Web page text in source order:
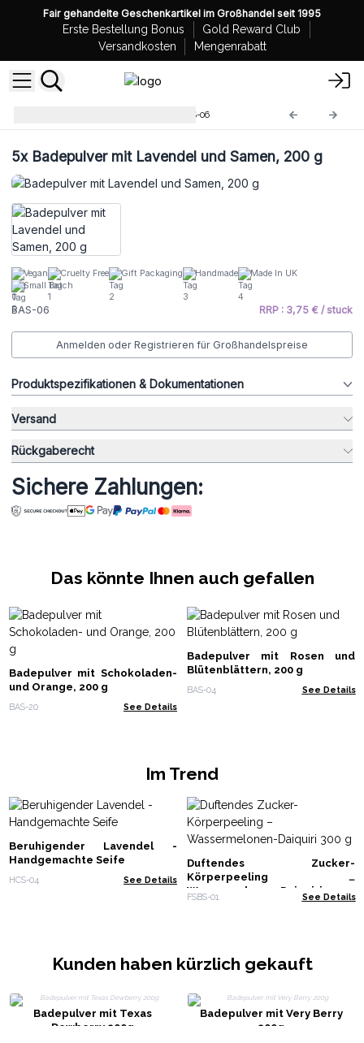
Fair gehandelte Geschenkartikel im Großhandel seit 1995
Erste Bestellung Bonus
Gold Reward Club
Versandkosten
Mengenrabatt
BAS-06
5xBadepulver mit Lavendel und Samen, 200 g
Vegan Cruelty Free Gift Packaging Handmade
Made In UK
Small Batch
BAS-06 RRP : 3,75 € / stuck
Anmelden oder Registrieren für Großhandelspreise
Produktspezifikationen & Dokumentationen
Versand
Rückgaberecht
Sichere Zahlungen:
Das könnte Ihnen auch gefallen
Badepulver mit Schokoladen-
und Orange, 200 g
BAS-20 See Details
Badepulver mit Rosen und
Blütenblättern, 200 g
BAS-04 See Details
Im Trend
Beruhigender Lavendel -
Handgemachte Seife
HCS-04 See Details
Duftendes Zucker-
Körperpeeling –
Wassermelonen-Daiquiri 300 g
FSBS-01 See Details
Kunden haben kürzlich gekauft
Badepulver mit Texas
Dewberry 200g
Badepulver mit Very Berry
200g